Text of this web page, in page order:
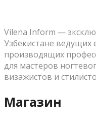
Vilena Inform —
Узбекистане ведущих
производящих
для мастеров
визажистов и
Магазин